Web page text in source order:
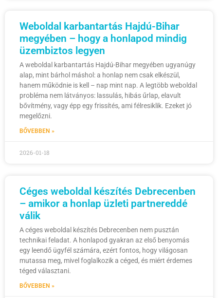
Weboldal karbantartás Hajdú-Bihar
megyében – hogy a honlapod mindig
üzembiztos legyen
A weboldal karbantartás Hajdú-Bihar megyében ugyanúgy
alap, mint bárhol máshol: a honlap nem csak elkészül,
hanem működnie is kell – nap mint nap. A legtöbb weboldal
probléma nem látványos: lassulás, hibás űrlap, elavult
bővítmény, vagy épp egy frissítés, ami félresiklik. Ezeket jó
megelőzni.
BŐVEBBEN »
2026-01-18
Céges weboldal készítés Debrecenben
– amikor a honlap üzleti partnereddé
válik
A céges weboldal készítés Debrecenben nem pusztán
technikai feladat. A honlapod gyakran az első benyomás
egy leendő ügyfél számára, ezért fontos, hogy világosan
mutassa meg, mivel foglalkozik a céged, és miért érdemes
téged választani.
BŐVEBBEN »